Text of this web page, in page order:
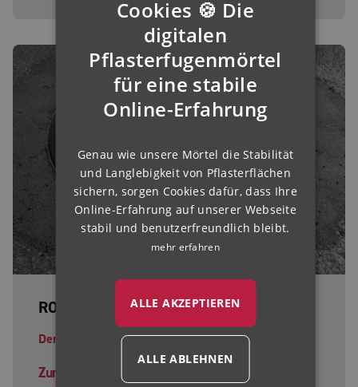
ROMPOX® - D4000 HR
Der schnellste Reparaturmörtel
Zum Produkt
FRENCH
FINNISH
NORWEGIAN
HUNGARIAN
Cookies 🍪 Die
digitalen
Pflasterfugenmörtel
für eine stabile
Online-Erfahrung
Genau wie unsere Mörtel die Stabilität
und Langlebigkeit von Pflasterflächen
sichern, sorgen Cookies dafür, dass Ihre
Online-Erfahrung auf unserer Webseite
stabil und benutzerfreundlich bleibt.
mehr erfahren
ALLE AKZEPTIEREN
ALLE ABLEHNEN